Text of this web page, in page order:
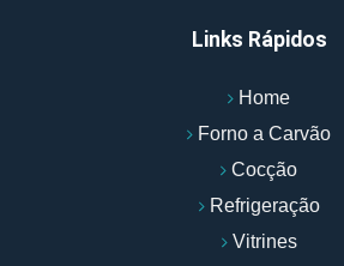
Links Rápidos
Home
Forno a Carvão
Cocção
Refrigeração
Vitrines